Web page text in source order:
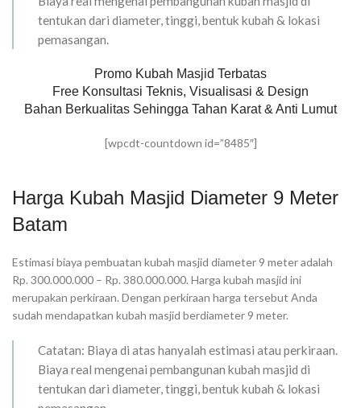
tentukan dari diameter, tinggi, bentuk kubah & lokasi
pemasangan.
Promo Kubah Masjid Terbatas
Free Konsultasi Teknis, Visualisasi & Design
Bahan Berkualitas Sehingga Tahan Karat & Anti Lumut
[wpcdt-countdown id=”8485″]
Harga Kubah Masjid Diameter 9 Meter
Batam
Estimasi biaya pembuatan kubah masjid diameter 9 meter adalah
Rp. 300.000.000 – Rp. 380.000.000. Harga kubah masjid ini
merupakan perkiraan. Dengan perkiraan harga tersebut Anda
sudah mendapatkan kubah masjid berdiameter 9 meter.
Catatan: Biaya di atas hanyalah estimasi atau perkiraan.
Biaya real mengenai pembangunan kubah masjid di
tentukan dari diameter, tinggi, bentuk kubah & lokasi